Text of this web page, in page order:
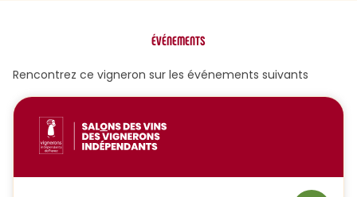
ÉVÉNEMENTS
Rencontrez ce vigneron sur les événements suivants